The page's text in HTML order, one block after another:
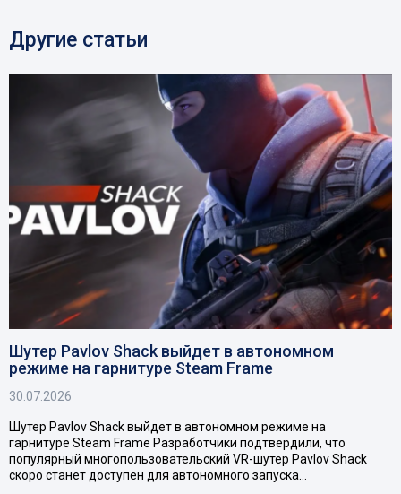
Другие статьи
Шутер Pavlov Shack выйдет в автономном
режиме на гарнитуре Steam Frame
30.07.2026
Шутер Pavlov Shack выйдет в автономном режиме на
гарнитуре Steam Frame Разработчики подтвердили, что
популярный многопользовательский VR-шутер Pavlov Shack
скоро станет доступен для автономного запуска…